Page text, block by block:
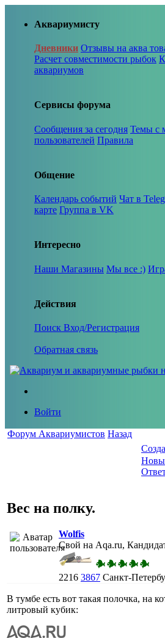
Аквариумисту
Дневники Отзывы на аква
Расчет совместимости рыбок
аквариумов
Сервисы форума
Сообщения за сегодня Темы с
пользователей Правила
Общение
Календарь событий Чат в
карте Группа в VK
Интересно
Наши Магазины Мы все :)
Действия
Поиск Вход/Регистрация
Обратная связь
Войти
Форум Аквариумистов Назад
Вес на полку.
Wolfis
Свой на Aqa.ru,
2216 3867 Санкт-
В тумбе есть вот такая полочка, на
литровый кубик: